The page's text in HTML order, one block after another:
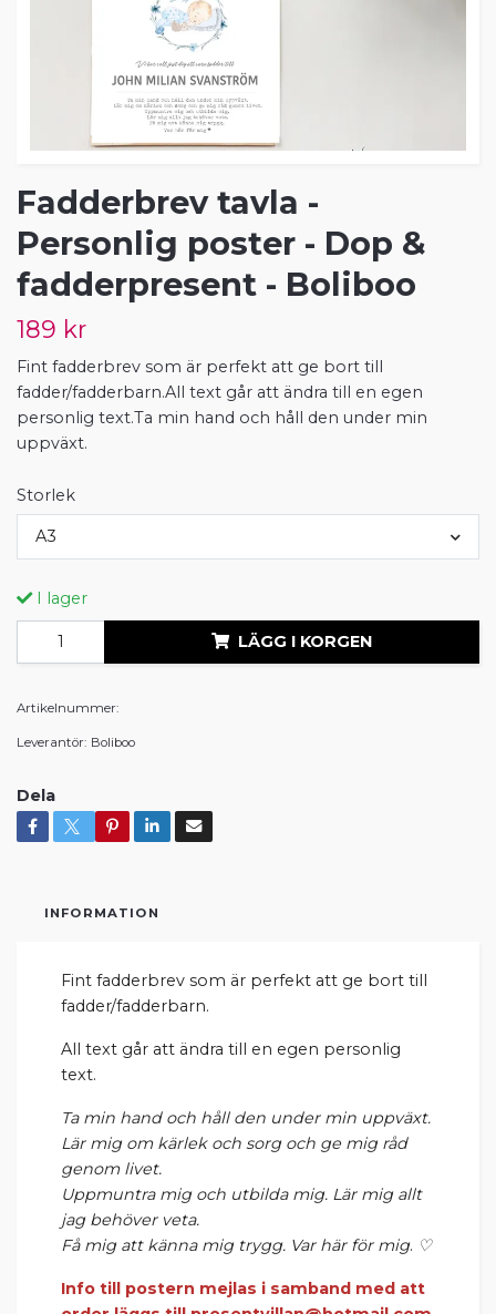
Fadderbrev tavla -
Personlig poster - Dop &
fadderpresent - Boliboo
189 kr
Fint fadderbrev som är perfekt att ge bort till
fadder/fadderbarn.All text går att ändra till en egen
personlig text.Ta min hand och håll den under min
uppväxt.
Storlek
A3
I lager
LÄGG I KORGEN
Artikelnummer:
Leverantör: Boliboo
Dela
INFORMATION
Fint fadderbrev som är perfekt att ge bort till
fadder/fadderbarn.
All text går att ändra till en egen personlig
text.
Ta min hand och håll den under min uppväxt.
Lär mig om kärlek och sorg och ge mig råd
genom livet.
Uppmuntra mig och utbilda mig. Lär mig allt
jag behöver veta.
Få mig att känna mig trygg. Var här för mig. ♡
Info till postern mejlas i samband med att